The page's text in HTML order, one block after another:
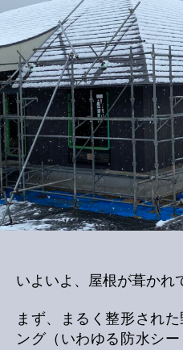
の
いよいよ、屋根が葺かれ
まず、まるく整形され
ング（いわゆる防水シ